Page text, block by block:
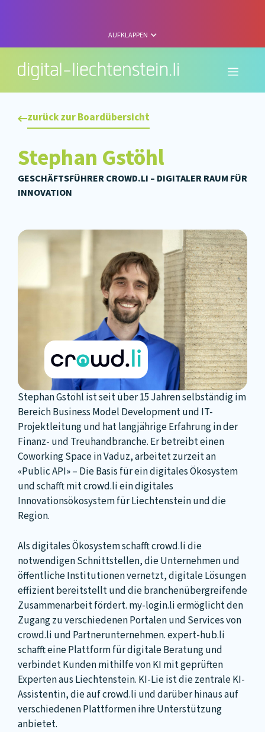
AUFKLAPPEN
Menü
zurück zur Boardübersicht
Stephan Gstöhl
GESCHÄFTSFÜHRER CROWD.LI – DIGITALER RAUM FÜR
INNOVATION
Stephan Gstöhl ist seit über 15 Jahren selbständig im
Bereich Business Model Development und IT-
Projektleitung und hat langjährige Erfahrung in der
Finanz- und Treuhandbranche. Er betreibt einen
Coworking Space in Vaduz, arbeitet zurzeit an
«Public API» – Die Basis für ein digitales Ökosystem
und schafft mit crowd.li ein digitales
Innovationsökosystem für Liechtenstein und die
Region.
Als digitales Ökosystem schafft crowd.li die
notwendigen Schnittstellen, die Unternehmen und
öffentliche Institutionen vernetzt, digitale Lösungen
effizient bereitstellt und die branchenübergreifende
Zusammenarbeit fördert. my-login.li ermöglicht den
Zugang zu verschiedenen Portalen und Services von
crowd.li und Partnerunternehmen. expert-hub.li
schafft eine Plattform für digitale Beratung und
verbindet Kunden mithilfe von KI mit geprüften
Experten aus Liechtenstein. KI-Lie ist die zentrale KI-
Assistentin, die auf crowd.li und darüber hinaus auf
verschiedenen Plattformen ihre Unterstützung
anbietet.